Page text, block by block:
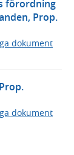
förordning
Prop.
dokument
dokument